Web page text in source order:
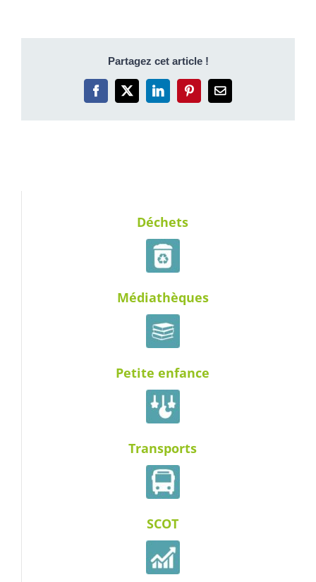
Partagez cet article !
Facebook
X LinkedInPinterestEmail
Déchets
Médiathèques
Petite enfance
Transports
SCOT